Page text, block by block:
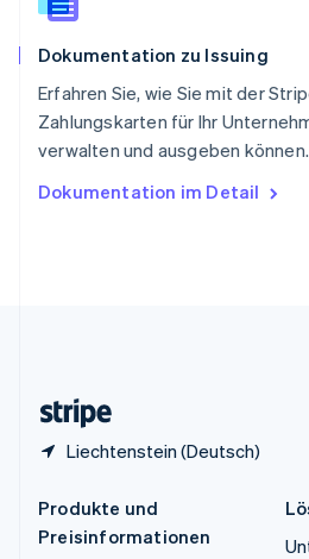
Dokumentation zu Issuing
Erfahren Sie, wie Sie mit der
Zahlungskarten für Ihr
verwalten und ausgeben können.
Dokumentation im Detail
Liechtenstein (Deutsch)
English
EspañolEnglish
Thailand
English
Tschechische Republik
English
English
Produkte und
Preisinformationen